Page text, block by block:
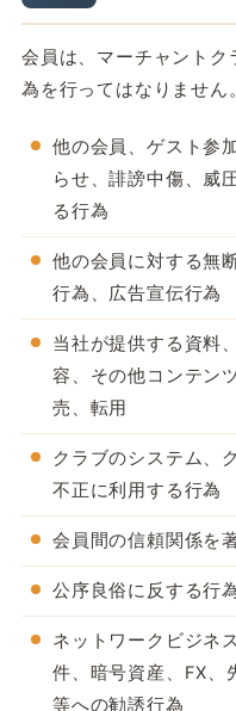
会員は、マーチャント
為を行ってはなりません。
他の会員、ゲスト参
らせ、誹謗中傷、威
る行為
他の会員に対する無
行為、広告宣伝行為
当社が提供する資料
容、その他コンテン
売、転用
クラブのシステム、
不正に利用する行為
会員間の信頼関係を
公序良俗に反する行
ネットワークビジネ
件、暗号資産、FX、
等への勧誘行為